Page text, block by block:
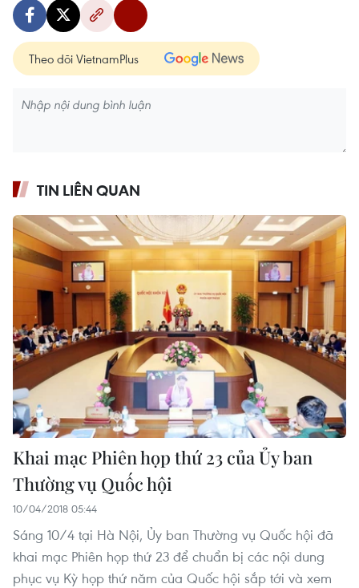
Theo dõi VietnamPlus
TIN LIÊN QUAN
Khai mạc Phiên họp thứ 23 của Ủy ban
Thường vụ Quốc hội
10/04/2018 05:44
Sáng 10/4 tại Hà Nội, Ủy ban Thường vụ Quốc hội đã
khai mạc Phiên họp thứ 23 để chuẩn bị các nội dung
phục vụ Kỳ họp thứ năm của Quốc hội sắp tới và xem